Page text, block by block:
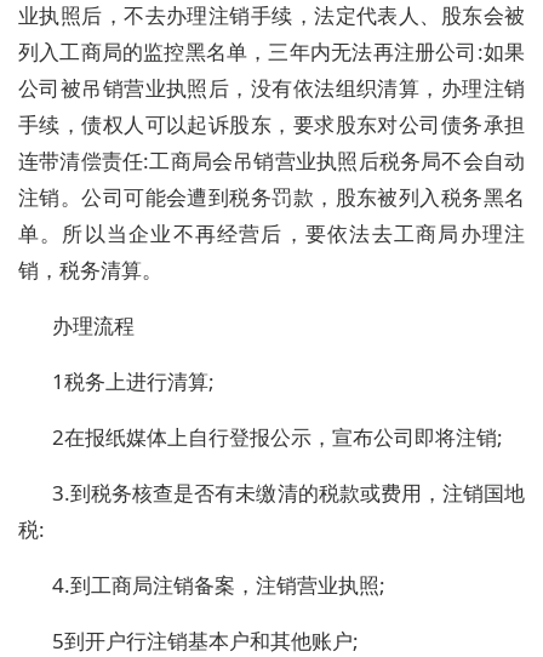
业执照后，不去办理注销手续，法定代表人、股东会被
列入工商局的监控黑名单，三年内无法再注册公司:如果
公司被吊销营业执照后，没有依法组织清算，办理注销
手续，债权人可以起诉股东，要求股东对公司债务承担
连带清偿责任:工商局会吊销营业执照后税务局不会自动
注销。公司可能会遭到税务罚款，股东被列入税务黑名
单。所以当企业不再经营后，要依法去工商局办理注
销，税务清算。
办理流程
1税务上进行清算;
2在报纸媒体上自行登报公示，宣布公司即将注销;
3.到税务核查是否有未缴清的税款或费用，注销国地
税:
4.到工商局注销备案，注销营业执照;
5到开户行注销基本户和其他账户;